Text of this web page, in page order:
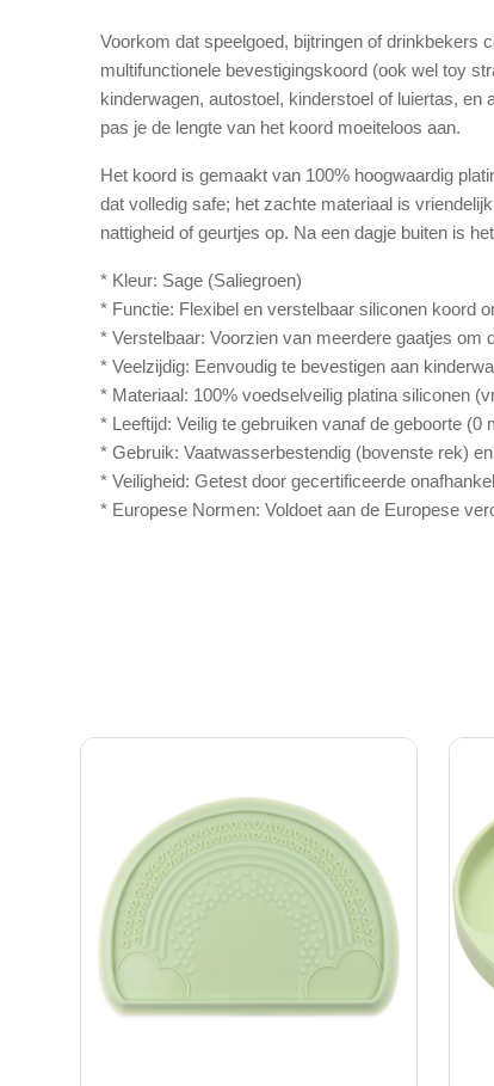
Voorkom dat speelgoed, bijtringen of drinkbekers
multifunctionele bevestigingskoord (ook wel toy
kinderwagen, autostoel, kinderstoel of luiertas,
pas je de lengte van het koord moeiteloos aan.
Het koord is gemaakt van 100% hoogwaardig
dat volledig safe; het zachte materiaal is
nattigheid of geurtjes op. Na een dagje buiten is
* Kleur: Sage (Saliegroen)
* Functie: Flexibel en verstelbaar siliconen koord
* Verstelbaar: Voorzien van meerdere gaatjes om
* Veelzijdig: Eenvoudig te bevestigen aan
* Materiaal: 100% voedselveilig platina siliconen
* Leeftijd: Veilig te gebruiken vanaf de geboorte (0
* Gebruik: Vaatwasserbestendig (bovenste rek)
* Veiligheid: Getest door gecertificeerde
* Europese Normen: Voldoet aan de Europese